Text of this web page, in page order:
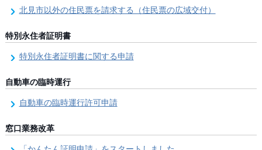
北見市以外の住民票を請求する（住民票の広域交付）
特別永住者証明書
特別永住者証明書に関する申請
自動車の臨時運行
自動車の臨時運行許可申請
窓口業務改革